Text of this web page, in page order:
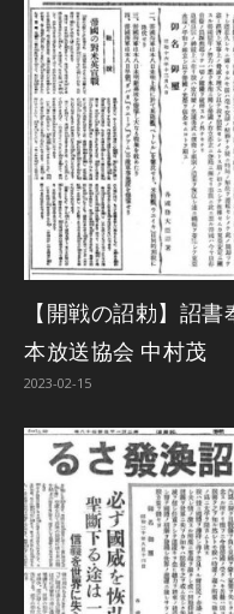
【開戦の詔勅】詔
本放送協会 中村茂
2023-02-15